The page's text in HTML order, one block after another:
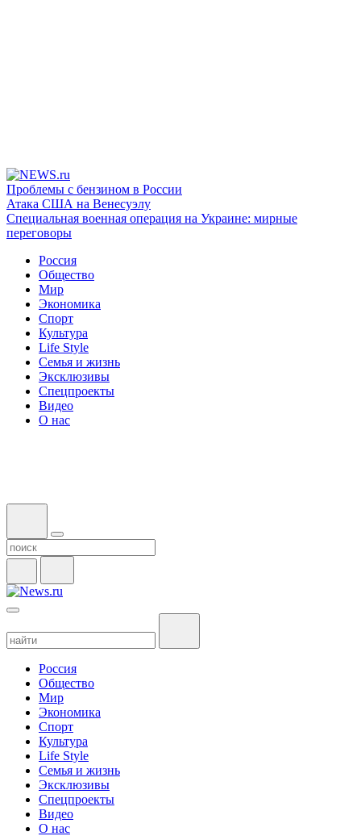
Проблемы с бензином в России
Атака США на Венесуэлу
Специальная военная операция на Украине: мирные
переговоры
Россия
Общество
Мир
Экономика
Спорт
Культура
Life Style
Семья и жизнь
Эксклюзивы
Спецпроекты
Видео
О нас
Россия
Общество
Мир
Экономика
Спорт
Культура
Life Style
Семья и жизнь
Эксклюзивы
Спецпроекты
Видео
О нас